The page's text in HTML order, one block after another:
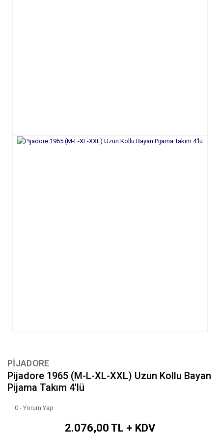
PİJADORE
Pijadore 1965 (M-L-XL-XXL) Uzun Kollu Bayan
Pijama Takım 4'lü
0 - Yorum Yap
2.076,00 TL + KDV